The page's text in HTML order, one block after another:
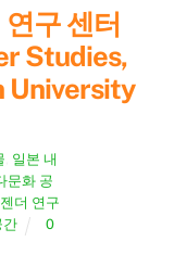
구 센터
Studies,
University
일본 내
문화 공
젠더 연구
간 0